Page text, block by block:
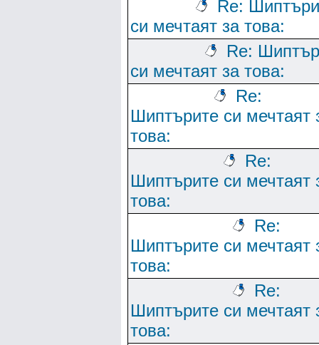
Re:
си мечтаят за това:
Re:
си мечтаят за това:
Re:
Шиптърите си мечтаят
това:
Re:
Шиптърите си мечтаят
това:
Re:
Шиптърите си мечтаят
това:
Re:
Шиптърите си мечтаят
това: